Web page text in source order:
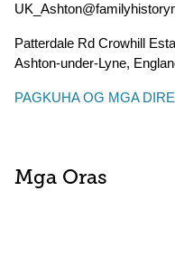
Patterdale Rd Crowhill
Ashton-under-Lyne,
PAGKUHA OG MGA
Mga Oras